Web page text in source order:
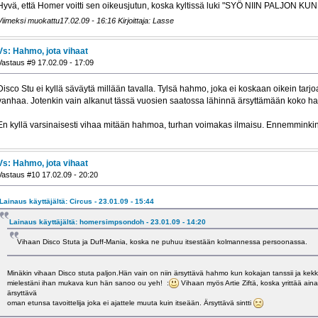
että Homer voitti sen oikeusjutun, koska kyltissä luki "SYÖ NIIN PALJON
muokattu17.02.09 - 16:16 Kirjoittaja: Lasse
Hahmo, jota vihaat
#9 17.02.09 - 17:09
Stu ei kyllä säväytä millään tavalla. Tylsä hahmo, joka ei koskaan oikein
Jotenkin vain alkanut tässä vuosien saatossa lähinnä ärsyttämään koko
kyllä varsinaisesti vihaa mitään hahmoa, turhan voimakas ilmaisu.
Hahmo, jota vihaat
#10 17.02.09 - 20:20
käyttäjältä: Circus - 23.01.09 - 15:44
Lainaus käyttäjältä: homersimpsondoh - 23.01.09 - 14:20
Vihaan Disco Stuta ja Duff-Mania, koska ne puhuu itsestään kolmannessa persoonassa.
Minäkin vihaan Disco stuta paljon.Hän vain on niin ärsyttävä hahmo kun kokajan tanssii ja
mielestäni ihan mukava kun hän sanoo ou yeh! :
Vihaan myös Artie Ziftä, koska yrittää
ärsyttävä
oman etunsa tavoittelija joka ei ajattele muuta kuin itseään. Ärsyttävä sintti